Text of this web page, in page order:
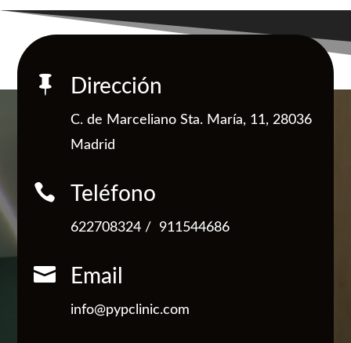
 Dirección
C. de Marceliano Sta. María, 11, 28036
Madrid
 Teléfono
622708324 / 911544686
 Email
info@pypclinic.com